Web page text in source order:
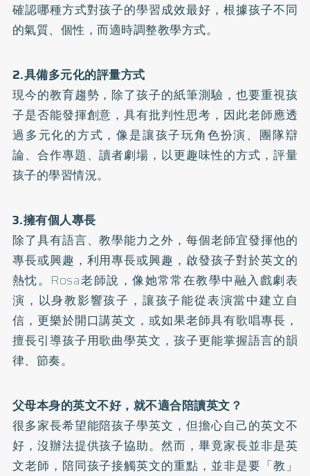
確認哪種方式對孩子的學習成效最好，根據孩子不同
的氣質、個性，而適時調整教學方式。
2.具備多元化的評量方式
現今的教育趨勢，除了孩子的紙筆測驗，也要重視孩
子是否能發揮創意，具有批判性思考，因此老師應透
過多元化的方式，像是讓孩子玩角色扮演、團隊辯
論、合作專題、讀者劇場，以更趣味性的方式，評量
孩子的學習情況。
3.擁有個人專長
除了具有語言、教學能力之外，每個老師宜發揮他的
專長或興趣，利用專長或興趣，啟發孩子對於英文的
熱忱。Rosa老師說，像她常常在教學中融入戲劇表
演，以身教影響孩子，讓孩子能從表演當中建立自
信，更樂於開口講英文，或如果老師具有歌唱專長，
擅長引導孩子用歌曲學英文，孩子更能掌握語言的韻
律、節奏。
父母本身的英文不好，就不適合陪讀英文？
很多家長希望能陪孩子學英文，但擔心自己的英文不
好，沒辦法提供孩子協助。然而，畢竟家長並非是英
文老師，陪同孩子接觸英文的重點，並非是要「教」